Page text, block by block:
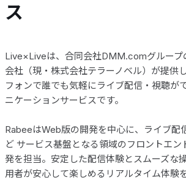
ス
Live×Liveは、合同会社DMM.comグループ
会社（現・株式会社テラーノベル）が提供
フォンで誰でも気軽にライブ配信・視聴が
ニケーションサービスです。
RabeeはWeb版の開発を中心に、ライブ配
ど サービス基盤となる領域のフロントエン
発を担当。安定した配信体験とスムーズな
用者が安心して楽しめるリアルタイム体験